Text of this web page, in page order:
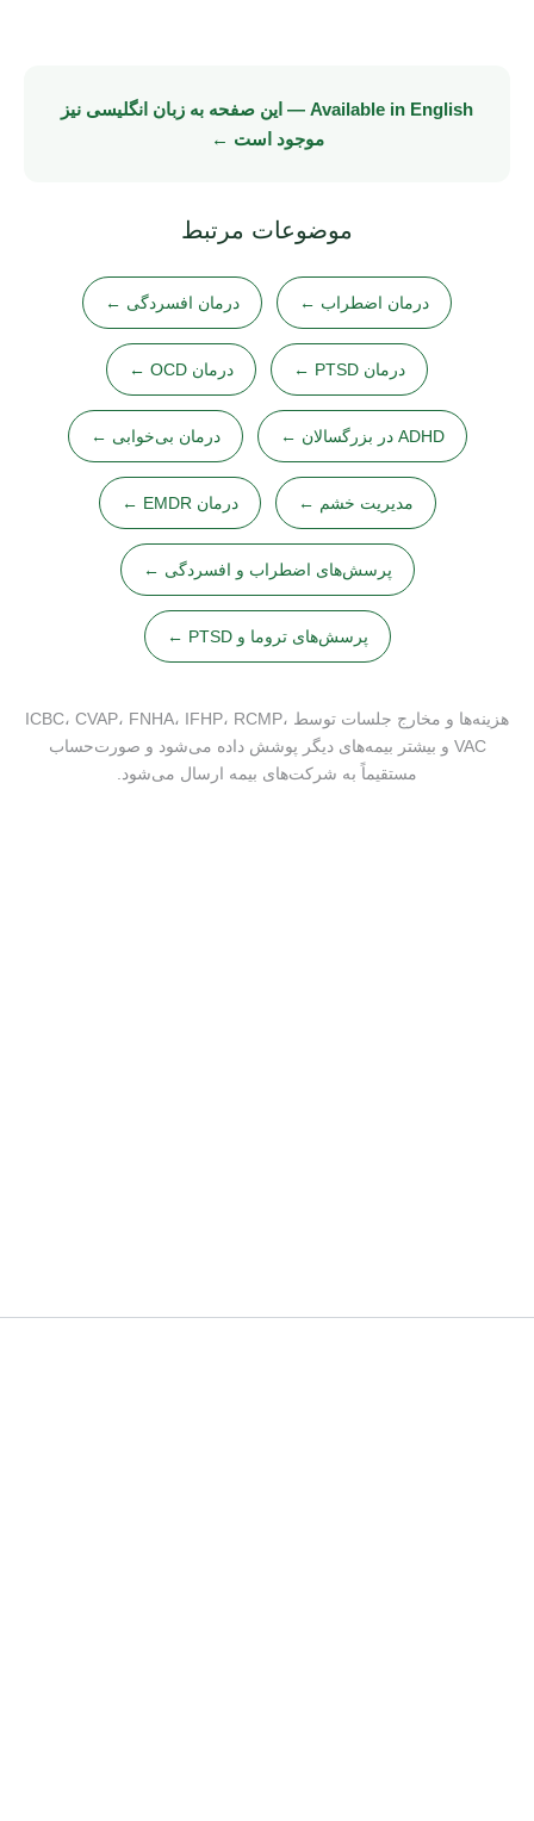
Available in English — این صفحه به زبان انگلیسی نیز
موجود است ←
موضوعات مرتبط
درمان اضطراب ← درمان افسردگی ←
درمان PTSD ← درمان OCD ←
ADHD در بزرگسالان ← درمان بی‌خوابی ←
مدیریت خشم ← درمان EMDR ←
پرسش‌های اضطراب و افسردگی ←
پرسش‌های تروما و PTSD ←
هزینه‌ها و مخارج جلسات توسط ICBC، CVAP، FNHA، IFHP، RCMP،
VAC و بیشتر بیمه‌های دیگر پوشش داده می‌شود و صورت‌حساب
مستقیماً به شرکت‌های بیمه ارسال می‌شود.